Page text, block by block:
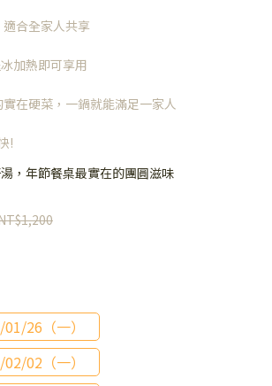
合全家人共享
加熱即可享用
在硬菜，一鍋就能滿足一家人
!
，年節餐桌最實在的團圓滋味
26（一）
02（一）